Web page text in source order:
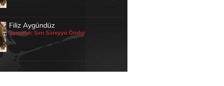
Filiz Aygündüz
Senarist: Sırrı Süreyya Önder
.